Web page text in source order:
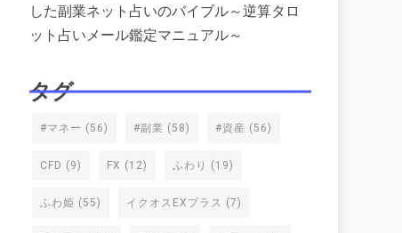
した副業ネット占いのバイブル～逆算タロ
ット占いメール鑑定マニュアル～
タグ
#マネー (56) #副業 (58) #資産 (56)
CFD (9) FX (12) ふわり (19)
ふわ姫 (55) イクオスEXプラス (7)